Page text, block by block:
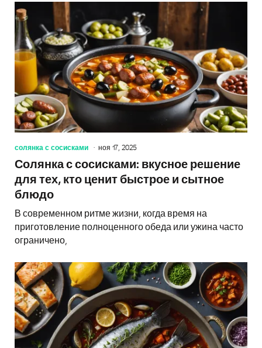
солянка с сосисками ноя 17, 2025
Солянка с сосисками: вкусное решение
для тех, кто ценит быстрое и сытное
блюдо
В современном ритме жизни, когда время на
приготовление полноценного обеда или ужина часто
ограничено,